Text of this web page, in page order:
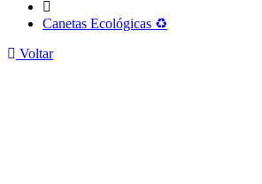
Canetas Ecológicas ♻️
Voltar